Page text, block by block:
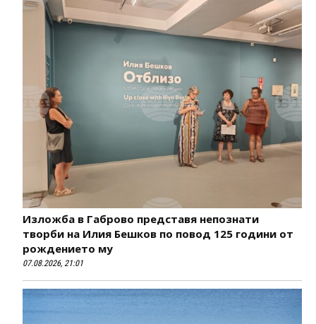
Изложба в Габрово представя непознати
творби на Илия Бешков по повод 125 години от
рождението му
07.08.2026, 21:01